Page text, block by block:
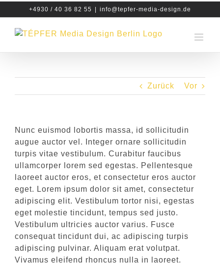
Inhalt
springen
+4930 / 40 36 82 55 info@tepfer-media-design.de
Zurück Vor
Nunc euismod lobortis massa, id sollicitudin
augue auctor vel. Integer ornare sollicitudin
turpis vitae vestibulum. Curabitur faucibus
ullamcorper lorem sed egestas. Pellentesque
laoreet auctor eros, et consectetur eros auctor
eget. Lorem ipsum dolor sit amet, consectetur
adipiscing elit. Vestibulum tortor nisi, egestas
eget molestie tincidunt, tempus sed justo.
Vestibulum ultricies auctor varius. Fusce
consequat tincidunt dui, ac adipiscing turpis
adipiscing pulvinar. Aliquam erat volutpat.
Vivamus eleifend rhoncus nulla in laoreet.